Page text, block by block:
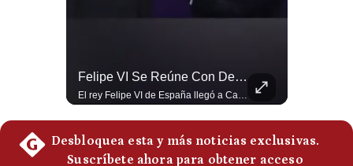
Felipe VI Se Reúne Con De La Espriella Antes De La Investidura | Gestión Mundo